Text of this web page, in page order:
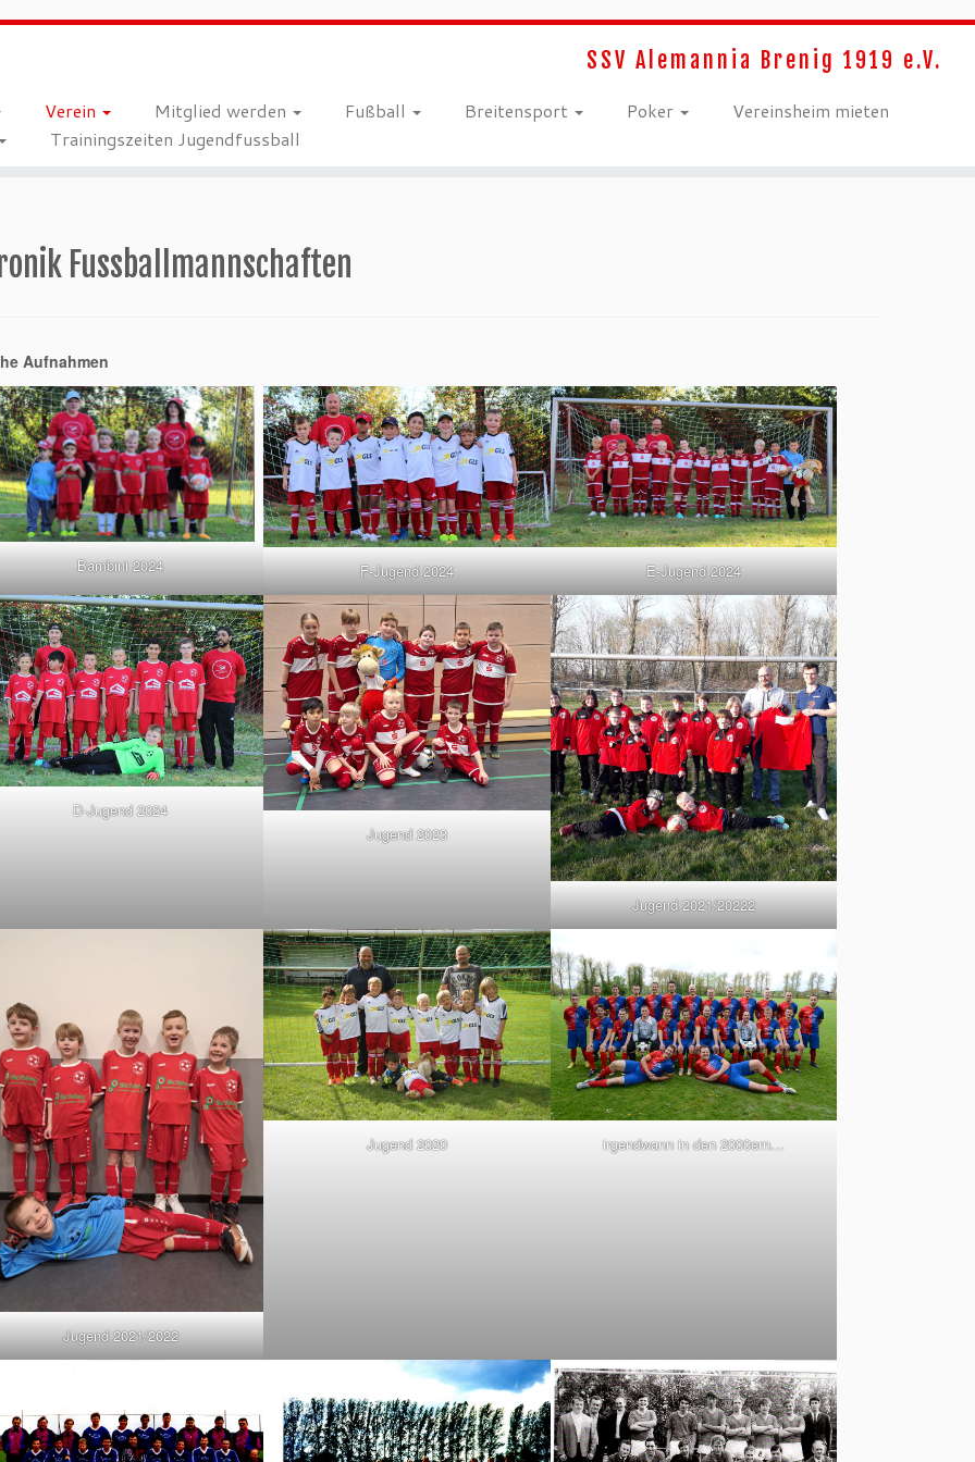
SSV Alemannia Brenig 1919 e.V.
Verein Mitglied werden Fußball Breitensport Poker
Vereinsheim mieten
Trainingszeiten Jugendfussball
Fussballmannschaften
Aufnahmen
Bambini 2024 F-Jugend 2024 E-Jugend 2024
D-Jugend 2024
Jugend 2023
Jugend 2021/20222
Jugend 2021/2022
Jugend 2020 irgendwann in den 2000ern…